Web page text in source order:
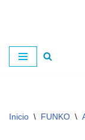
al
contenido
Inicio \ FUNKO \